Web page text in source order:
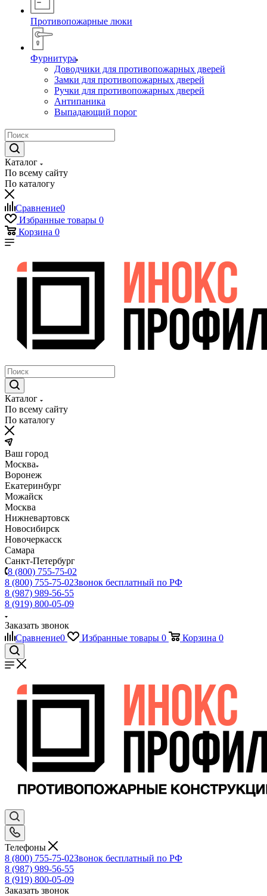
Противопожарные люки
Фурнитура
Доводчики для противопожарных дверей
Замки для противопожарных дверей
Ручки для противопожарных дверей
Антипаника
Выпадающий порог
Каталог
По всему сайту
По каталогу
Сравнение0
Избранные товары 0
Корзина 0
Каталог
По всему сайту
По каталогу
Ваш город
Москва
Воронеж
Екатеринбург
Можайск
Москва
Нижневартовск
Новосибирск
Новочеркасск
Самара
Санкт-Петербург
8 (800) 755-75-02
8 (800) 755-75-02Звонок бесплатный по РФ
8 (987) 989-56-55
8 (919) 800-05-09
Заказать звонок
Сравнение0 Избранные товары 0 Корзина 0
Телефоны
8 (800) 755-75-02Звонок бесплатный по РФ
8 (987) 989-56-55
8 (919) 800-05-09
Заказать звонок